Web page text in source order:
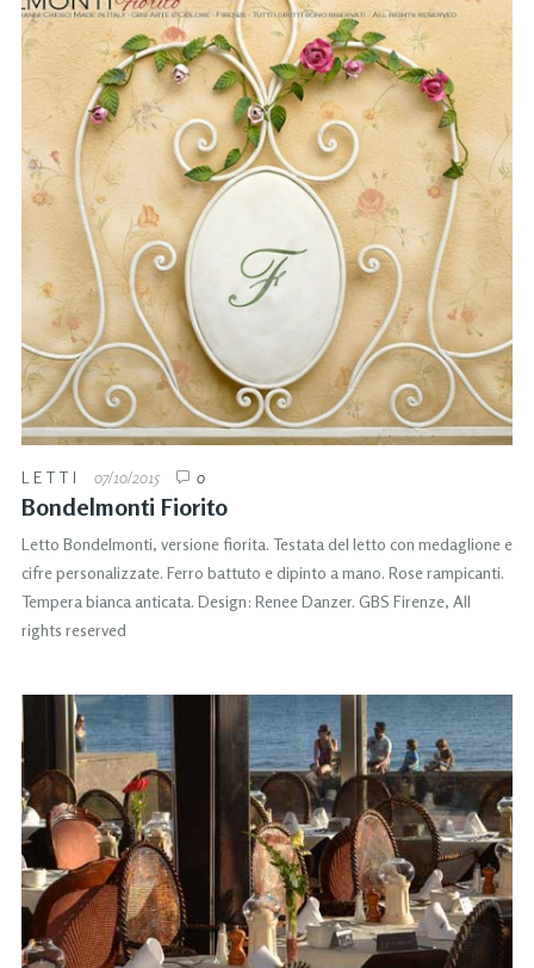
LETTI 07/10/2015 0
Bondelmonti Fiorito
Letto Bondelmonti, versione fiorita. Testata del letto con medaglione e
cifre personalizzate. Ferro battuto e dipinto a mano. Rose rampicanti.
Tempera bianca anticata. Design: Renee Danzer. GBS Firenze, All
rights reserved